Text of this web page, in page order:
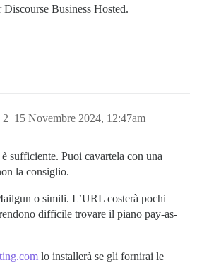
Discourse Business Hosted.
15 Novembre 2024, 12:47am
2
sufficiente. Puoi cavartela con una
la consiglio.
o simili. L’URL costerà pochi
difficile trovare il piano pay-as-
lo installerà se gli fornirai le